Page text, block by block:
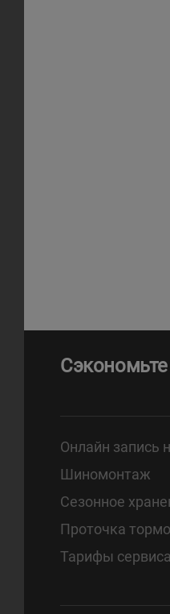
Онлайн запись
Шиномонтаж
Сезонное
Проточка
Тарифы сервиса